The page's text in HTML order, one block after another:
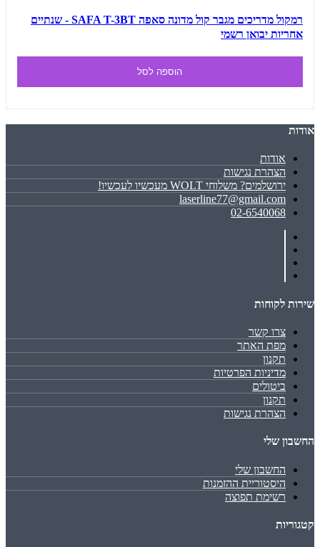
רמקול מדריכים מגבר קול מדונה סאפה SAFA T-3BT - שנתיים
אחריות יבואן רשמי
הוספה לסל
אודות
אודות
הצהרת נגישות
ירושלמים? משלוחי WOLT מעכשיו לעכשיו!
laserline77@gmail.com
02-6540068
שירות לקוחות
צרו קשר
מפת האתר
תקנון
מדיניות הפרטיות
ביטולים
תקנון
הצהרת נגישות
החשבון שלי
החשבון שלי
היסטוריית ההזמנות
רשימת תפוצה
קטגוריות